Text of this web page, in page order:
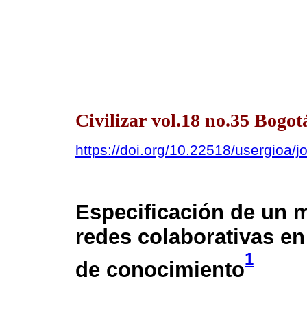
Civilizar vol.18 no.35
https://doi.org/10.22518/usergioa/
Especificación de un
redes colaborativas
de conocimiento1